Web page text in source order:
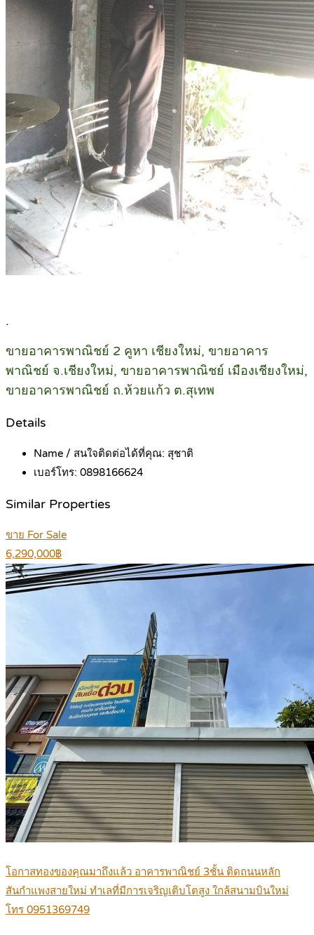
.
ขายอาคารพาณิชย์ 2 คูหา เชียงใหม่, ขายอาคาร
พาณิชย์ จ.เชียงใหม่, ขายอาคารพาณิชย์ เมืองเชียงใหม่,
ขายอาคารพาณิชย์ ถ.ห้วยแก้ว ต.สุเทพ
Details
Name / สนใจติดต่อได้ที่คุณ: สุชาติ
เบอร์โทร: 0898166624
Similar Properties
ขาย For Sale
6,290,000฿
โอกาสทองของคุณมาถึงแล้ว อาคารพาณิชย์ 3ชั้น ติดถนนหลัก
สันกำแพงสายใหม่ ทำเลที่มีการเจริญเติบโตสูง ใกล้สนามบินใหม่
โทร 0951369749